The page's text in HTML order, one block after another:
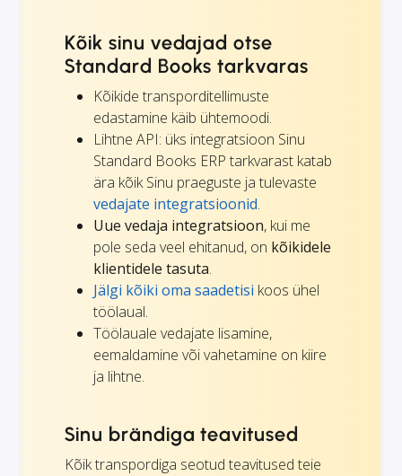
Kõik sinu vedajad otse
Standard Books tarkvaras
Kõikide transporditellimuste
edastamine käib ühtemoodi.
Lihtne API: üks integratsioon Sinu
Standard Books ERP tarkvarast katab
ära kõik Sinu praeguste ja tulevaste
vedajate integratsioonid.
Uue vedaja integratsioon, kui me
pole seda veel ehitanud, on kõikidele
klientidele tasuta.
Jälgi kõiki oma saadetisi koos ühel
töölaual.
Töölauale vedajate lisamine,
eemaldamine või vahetamine on kiire
ja lihtne.
Sinu brändiga teavitused
Kõik transpordiga seotud teavitused teie